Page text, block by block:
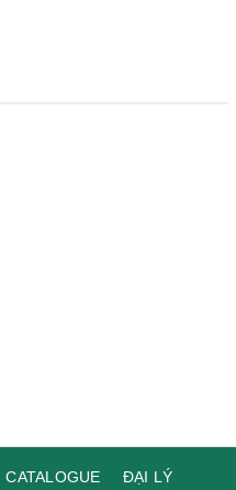
CATALOGUE
ĐẠI LÝ